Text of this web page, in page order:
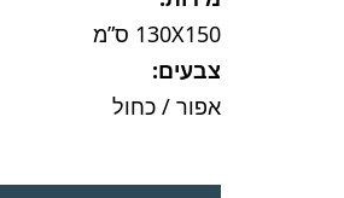
130X150 ס”מ
צבעים:
אפור / כחול